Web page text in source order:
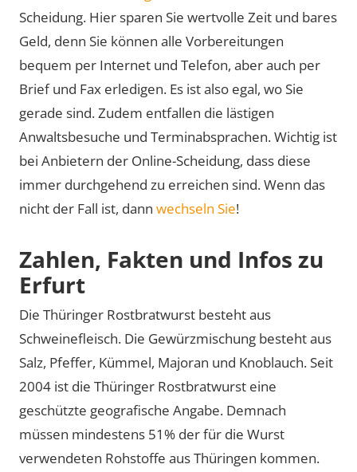
Scheidung. Hier sparen Sie wertvolle Zeit und bares
Geld, denn Sie können alle Vorbereitungen
bequem per Internet und Telefon, aber auch per
Brief und Fax erledigen. Es ist also egal, wo Sie
gerade sind. Zudem entfallen die lästigen
Anwaltsbesuche und Terminabsprachen. Wichtig ist
bei Anbietern der Online-Scheidung, dass diese
immer durchgehend zu erreichen sind. Wenn das
nicht der Fall ist, dann wechseln Sie!
Zahlen, Fakten und Infos zu
Erfurt
Die Thüringer Rostbratwurst besteht aus
Schweinefleisch. Die Gewürzmischung besteht aus
Salz, Pfeffer, Kümmel, Majoran und Knoblauch. Seit
2004 ist die Thüringer Rostbratwurst eine
geschützte geografische Angabe. Demnach
müssen mindestens 51% der für die Wurst
verwendeten Rohstoffe aus Thüringen kommen.